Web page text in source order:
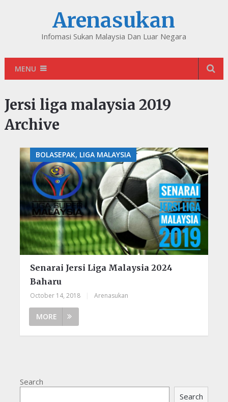
Arenasukan
Infomasi Sukan Malaysia Dan Luar Negara
MENU
Jersi liga malaysia 2019
Archive
BOLASEPAK, LIGA MALAYSIA
Senarai Jersi Liga Malaysia 2024
Baharu
October 14, 2018 Arenasukan
MORE
Search
Search